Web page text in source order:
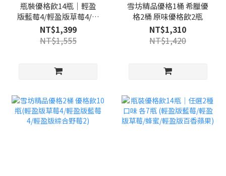
瓶裝優格飲14瓶｜輕盈
版藍莓4/輕盈版草莓4/輕
盈版百香芒果3/輕盈版百
香蘋果3
NT$1,399
NT$1,555
雪坊精品優格1桶 希臘優
格2桶 原味優格飲2瓶
NT$1,310
NT$1,420